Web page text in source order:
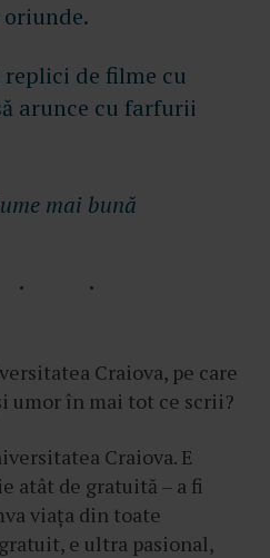
de filme cu
arunce cu farfurii
mai bună
Craiova, pe care
umor în mai tot ce scrii?
Craiova. E
atât de gratuită – a fi
viața din toate
e ultra pasional,